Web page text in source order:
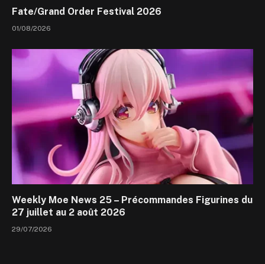
Fate/Grand Order Festival 2026
01/08/2026
Weekly Moe News 25 – Précommandes Figurines du
27 juillet au 2 août 2026
29/07/2026